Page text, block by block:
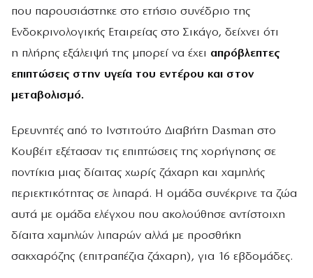
που παρουσιάστηκε στο ετήσιο συνέδριο της
Ενδοκρινολογικής Εταιρείας στο Σικάγο, δείχνει ότι
η πλήρης εξάλειψή της μπορεί να έχει απρόβλεπτες
επιπτώσεις στην υγεία του εντέρου και στον
μεταβολισμό.
Ερευνητές από το Ινστιτούτο Διαβήτη Dasman στο
Κουβέιτ εξέτασαν τις επιπτώσεις της χορήγησης σε
ποντίκια μιας δίαιτας χωρίς ζάχαρη και χαμηλής
περιεκτικότητας σε λιπαρά. Η ομάδα συνέκρινε τα ζώα
αυτά με ομάδα ελέγχου που ακολούθησε αντίστοιχη
δίαιτα χαμηλών λιπαρών αλλά με προσθήκη
σακχαρόζης (επιτραπέζια ζάχαρη), για 16 εβδομάδες.